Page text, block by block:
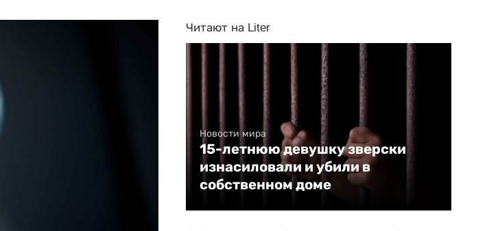
Читают на Liter
Новости мира
15-летнюю девушку зверски
изнасиловали и убили в
собственном доме